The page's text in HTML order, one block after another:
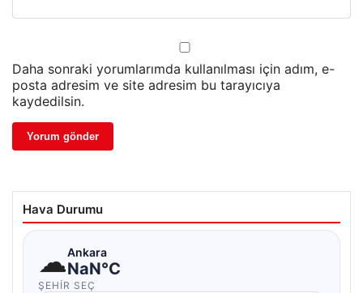
Daha sonraki yorumlarımda kullanılması için adım, e-
posta adresim ve site adresim bu tarayıcıya
kaydedilsin.
Hava Durumu
☁Ankara
NaN°C
ŞEHIR SEÇ